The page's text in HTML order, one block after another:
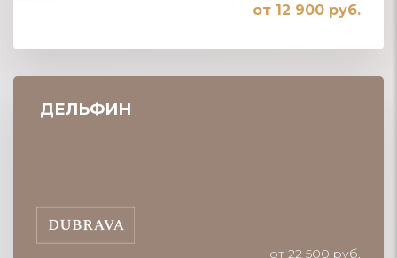
от 12 900 руб.
ДЕЛЬФИН
от 22 500 руб.